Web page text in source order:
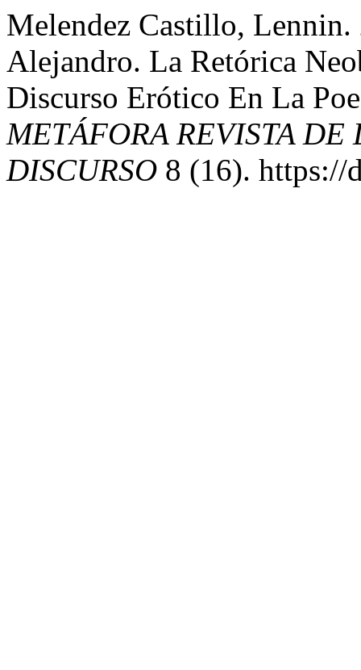
Melendez Castillo,
Alejandro. La Retórica
Discurso Erótico En La
METÁFORA REVISTA
DISCURSO 8 (16). https://